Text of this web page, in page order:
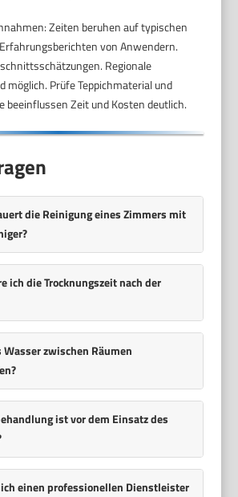
Zeiten beruhen auf typischen
von Anwendern.
Regionale
möglich. Prüfe Teppichmaterial und
beeinflussen Zeit und Kosten deutlich.
die Reinigung eines Zimmers mit
ich die Trocknungszeit nach der
Wasser zwischen Räumen
ist vor dem Einsatz des
einen professionellen Dienstleister